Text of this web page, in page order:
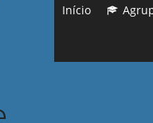
Início